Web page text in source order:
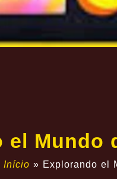
el Mundo
Início » Explorando el